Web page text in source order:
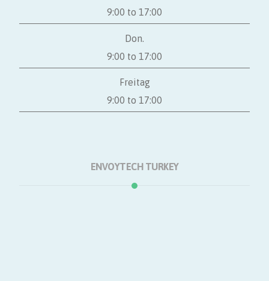
9:00 to 17:00
Don.
9:00 to 17:00
Freitag
9:00 to 17:00
ENVOYTECH TURKEY